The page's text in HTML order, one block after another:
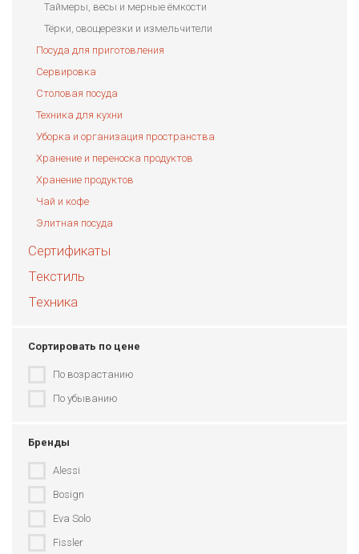
Таймеры, весы и мерные ёмкости
Тёрки, овощерезки и измельчители
Посуда для приготовления
Сервировка
Столовая посуда
Техника для кухни
Уборка и организация пространства
Хранение и переноска продуктов
Хранение продуктов
Чай и кофе
Элитная посуда
Сертификаты
Текстиль
Техника
Сортировать по цене
По возрастанию
По убыванию
Бренды
Alessi
Bosign
Eva Solo
Fissler